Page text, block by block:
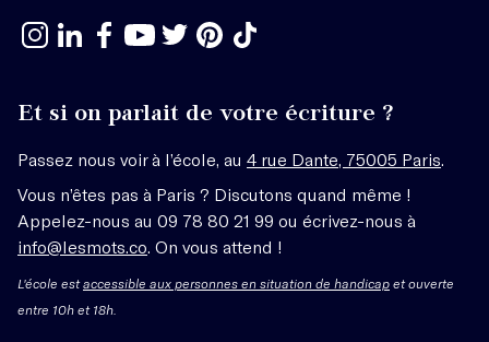
Et si on parlait de votre écriture ?
Passez nous voir à l’école, au 4 rue Dante, 75005 Paris
Vous n’êtes pas à Paris ? Discutons quand même !
Appelez-nous au 09 78 80 21 99 ou écrivez-nous à
info@lesmots.co . On vous attend !
L'école estaccessible aux personnes en situation de handicap et ouverte
entre 10h et 18h.